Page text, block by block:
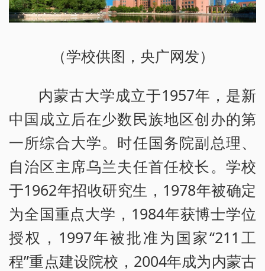
（学校供图，央广网发）
内蒙古大学成立于1957年，是新
中国成立后在少数民族地区创办的第
一所综合大学。时任国务院副总理、
自治区主席乌兰夫任首任校长。学校
于1962年招收研究生，1978年被确定
为全国重点大学，1984年获博士学位
授权，1997年被批准为国家“211工
程”重点建设院校，2004年成为内蒙古